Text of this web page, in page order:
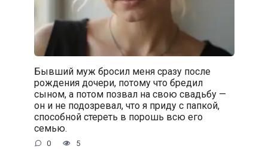
Бывший муж бросил меня сразу после
рождения дочери, потому что бредил
сыном, а потом позвал на свою свадьбу —
он и не подозревал, что я приду с папкой,
способной стереть в порошь всю его
семью.
0 5